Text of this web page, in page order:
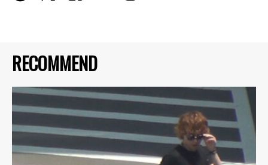
RECOMMEND